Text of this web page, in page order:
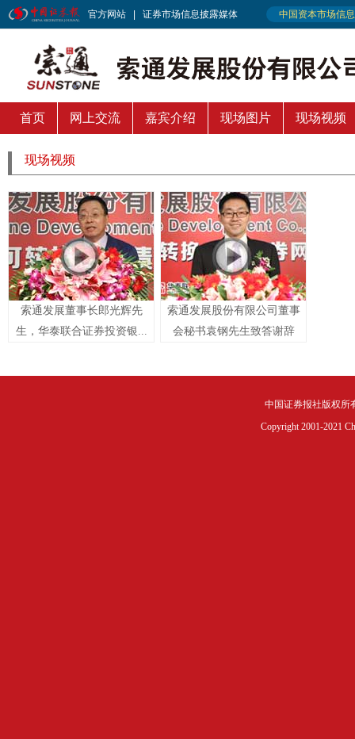
首页 网上交流 嘉宾介绍 现场图片 现场视频
现场视频
索通发展董事长郎光辉先
生，华泰联合证券投资银...
索通发展股份有限公司董事
会秘书袁钢先生致答谢辞
中国证券报社版权所
Copyright 2001-2021